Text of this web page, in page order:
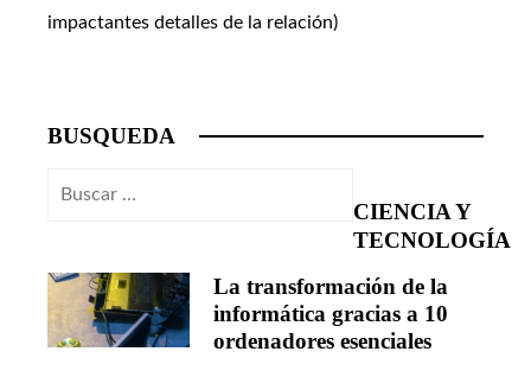
impactantes detalles de la relación)
BUSQUEDA
Buscar:
CIENCIA Y
TECNOLOGÍA
La transformación de la
informática gracias a 10
ordenadores esenciales